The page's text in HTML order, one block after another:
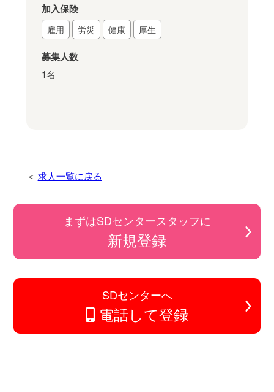
加入保険
雇用 労災 健康 厚生
募集人数
1名
求人一覧に戻る
まずはSDセンタースタッフに
新規登録
SDセンターへ
電話して登録